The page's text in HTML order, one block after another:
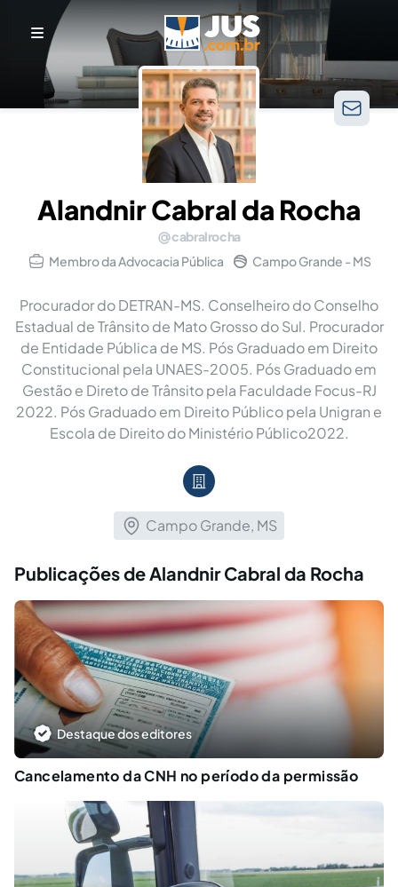
Alandnir Cabral da Rocha
cabralrocha
Membro da Advocacia Pública
Campo Grande - MS
Procurador do DETRAN-MS. Conselheiro do Conselho
Estadual de Trânsito de Mato Grosso do Sul. Procurador
de Entidade Pública de MS. Pós Graduado em Direito
Constitucional pela UNAES-2005. Pós Graduado em
Gestão e Direto de Trânsito pela Faculdade Focus-RJ
2022. Pós Graduado em Direito Público pela Unigran e
Escola de Direito do Ministério Público2022.
Campo Grande, MS
Publicações de Alandnir Cabral da Rocha
Destaque dos editores
Cancelamento da CNH no período da permissão